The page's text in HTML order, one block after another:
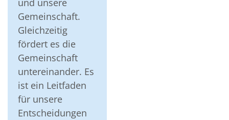
und unsere
Gemeinschaft.
Gleichzeitig
fördert es die
Gemeinschaft
untereinander. Es
ist ein Leitfaden
für unsere
Entscheidungen